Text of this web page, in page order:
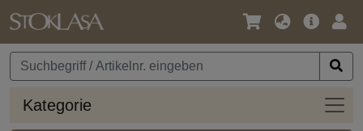
Sprache
Währung
Kategorie